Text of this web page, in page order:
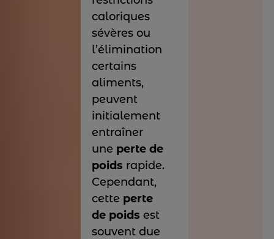
caloriques
sévères ou
l’élimination
certains
aliments,
peuvent
initialement
entraîner
une perte de
poids rapide.
Cependant,
cette perte
de poids est
souvent due